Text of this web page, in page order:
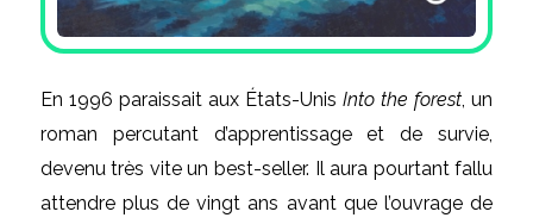
En 1996 paraissait aux États-UnisInto the forest, un
roman percutant d’apprentissage et de survie,
devenu très vite un best-seller. Il aura pourtant fallu
attendre plus de vingt ans avant que l’ouvrage de